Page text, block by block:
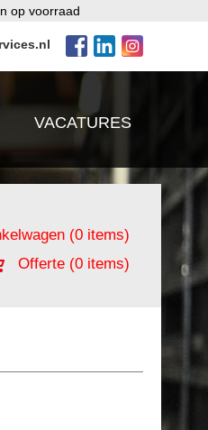
op voorraad
VACATURES
(0 items)
Offerte (0 items)